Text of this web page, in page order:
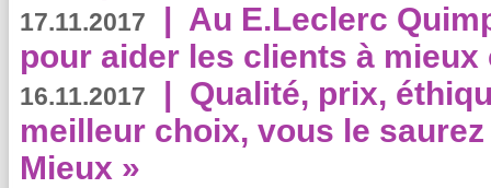
17.11.2017 | Au E.Leclerc
pour aider les clients à
16.11.2017 | Qualité, prix,
meilleur choix, vous le
Mieux »